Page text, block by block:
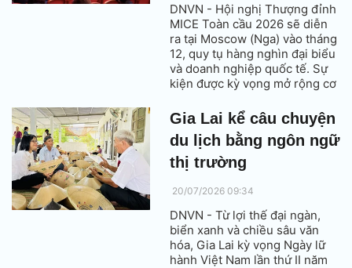
DNVN - Hội nghị Thượng đỉnh
MICE Toàn cầu 2026 sẽ diễn
ra tại Moscow (Nga) vào tháng
12, quy tụ hàng nghìn đại biểu
và doanh nghiệp quốc tế. Sự
kiện được kỳ vọng mở rộng cơ
mại và tìm kiếm đối tác cho
các doanh nghiệp MICE Việt
Nam tại nhiều thị trường mới
nổi.
Gia Lai kể câu chuyện
du lịch bằng ngôn ngữ
thị trường
20/07/2026 09:34
DNVN - Từ lợi thế đại ngàn,
biển xanh và chiều sâu văn
hóa, Gia Lai kỳ vọng Ngày lữ
hành Việt Nam lần thứ II năm